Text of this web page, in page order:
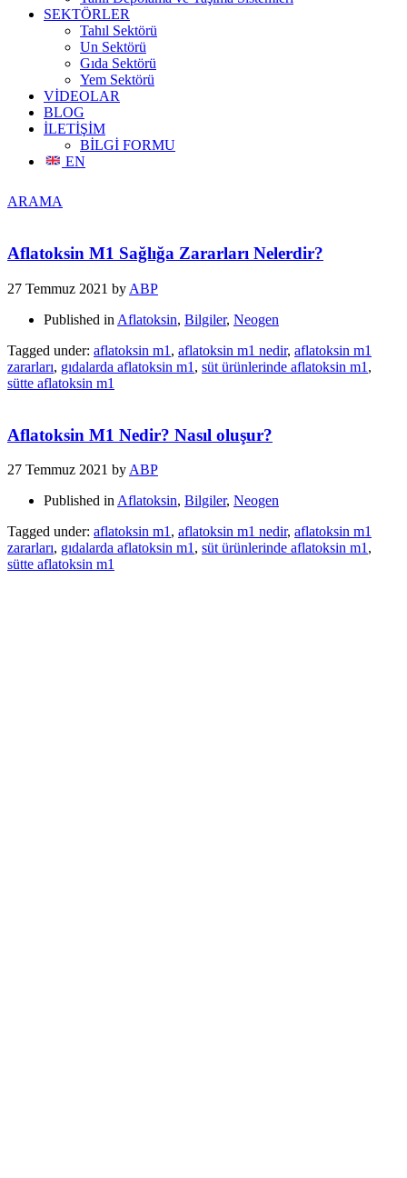
SEKTÖRLER
Tahıl Sektörü
Un Sektörü
Gıda Sektörü
Yem Sektörü
VİDEOLAR
BLOG
İLETİŞİM
BİLGİ FORMU
EN
ARAMA
Aflatoksin M1 Sağlığa Zararları Nelerdir?
27 Temmuz 2021 by ABP
Published in Aflatoksin, Bilgiler, Neogen
Tagged under: aflatoksin m1 , aflatoksin m1 nedir, aflatoksin m1
zararları, gıdalarda aflatoksin m1 , süt ürünlerinde aflatoksin m1 ,
sütte aflatoksin m1
Aflatoksin M1 Nedir? Nasıl oluşur?
27 Temmuz 2021 by ABP
Published in Aflatoksin, Bilgiler, Neogen
Tagged under: aflatoksin m1 , aflatoksin m1 nedir, aflatoksin m1
zararları, gıdalarda aflatoksin m1 , süt ürünlerinde aflatoksin m1 ,
sütte aflatoksin m1